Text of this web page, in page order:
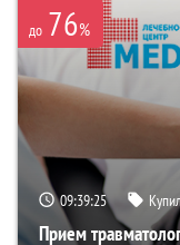
до 76%
09:39:25
Прием